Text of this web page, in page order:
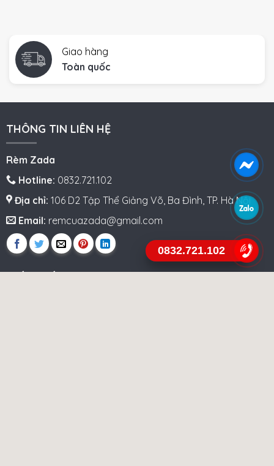
Giao hàng
Toàn quốc
THÔNG TIN LIÊN HỆ
Rèm Zada
Hotline: 0832.721.102
Địa chỉ: 106 D2 Tập Thể Giảng Võ, Ba Đình, TP. Hà Nội
Email: remcuazada@gmail.com
0832.721.102